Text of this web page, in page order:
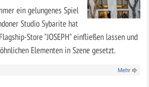
ein gelungenes Spiel
Studio Sybarite hat
Store "JOSEPH" einfließen lassen und
Elementen in Szene gesetzt.
Mehr